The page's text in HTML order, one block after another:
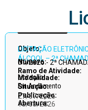
Acessar
todos
Objeto:
LICITAÇÃO
ÁLCOOL – 2ª
Número:
01/2026 - 2ª
Ramo de Atividade:
Modalidade:
Licitação
Situação:
Em Andamento
Publicação:
27/07/2026
Abertura:
13/08/2026